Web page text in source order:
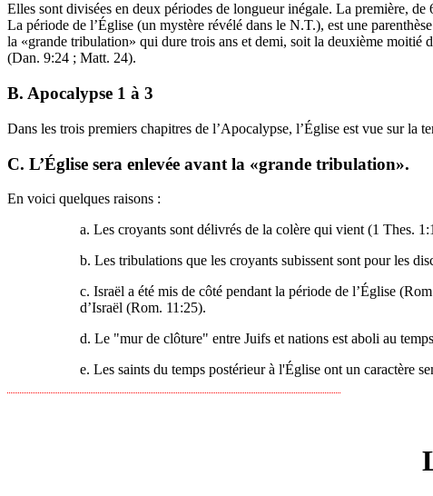
Elles sont divisées en deux périodes de longueur inégale. La première,
La période de l’Église (un mystère révélé dans le N.T.), est une
la «grande tribulation» qui dure trois ans et demi, soit la deuxième moitié
(Dan. 9:24 ; Matt. 24).
B. Apocalypse 1 à 3
Dans les trois premiers chapitres de l’Apocalypse, l’Église est vue sur la
C. L’Église sera enlevée avant la «grande tribulation».
En voici quelques raisons :
a. Les croyants sont délivrés de la colère qui vient (1 Thes.
b. Les tribulations que les croyants subissent sont pour les
c. Israël a été mis de côté pendant la période de l’Église
d’Israël (Rom. 11:25).
d. Le "mur de clôture" entre Juifs et nations est aboli au
e. Les saints du temps postérieur à l'Église ont un caractère